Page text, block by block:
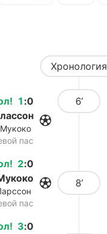
Хронология
! 1 :0
пас
6’
! 2:0
пас
8’
! 3:0